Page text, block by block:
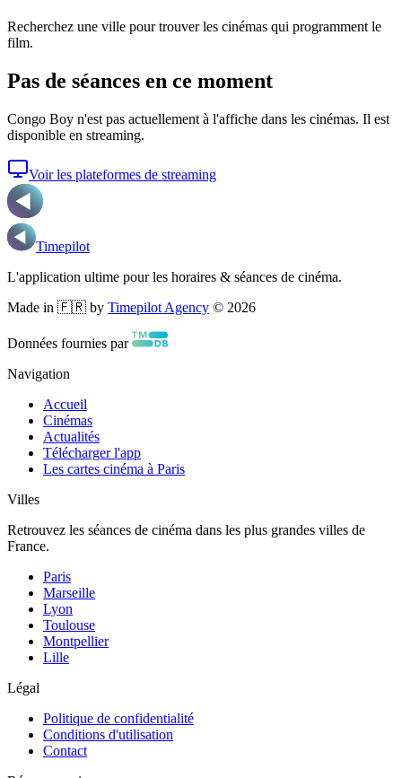
Recherchez une ville pour trouver les cinémas qui programment le
film.
Pas de séances en ce moment
Congo Boy n'est pas actuellement à l'affiche dans les cinémas. Il est
disponible en streaming.
Voir les plateformes de streaming
Timepilot
L'application ultime pour les horaires & séances de cinéma.
Made in 🇫🇷 by Timepilot Agency © 2026
Données fournies par
Navigation
Accueil
Cinémas
Actualités
Télécharger l'app
Les cartes cinéma à Paris
Villes
Retrouvez les séances de cinéma dans les plus grandes villes de
France.
Paris
Marseille
Lyon
Toulouse
Montpellier
Lille
Légal
Politique de confidentialité
Conditions d'utilisation
Contact